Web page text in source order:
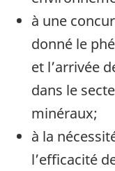
à une
donné le
et l’arrivée
dans le
minéraux;
à la
l’efficacité